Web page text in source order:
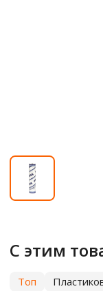
С этим
Топ